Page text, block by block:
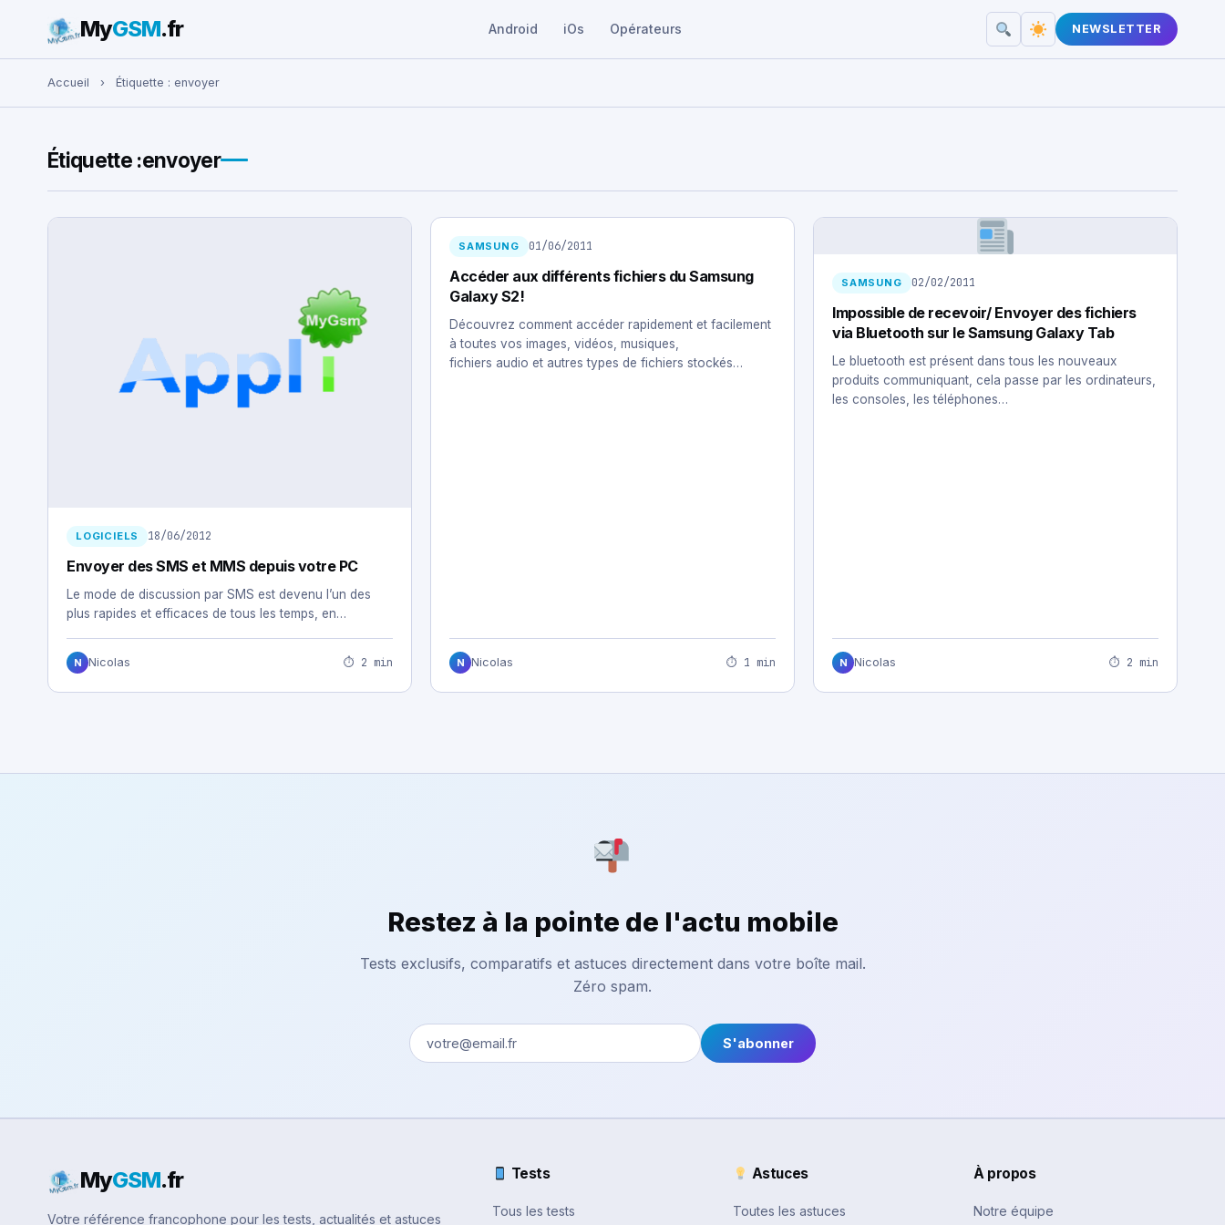
Rechercher :
MyGSM.fr Android iOs Opérateurs NEWSLETTER
Accueil › Étiquette : envoyer
Étiquette :envoyer
LOGICIELS 18/06/2012
Envoyer des SMS et MMS depuis votre PC
Le mode de discussion par SMS est devenu l’un des
plus rapides et efficaces de tous les temps, en…
N Nicolas ⏱ 2 min
SAMSUNG 01/06/2011
Accéder aux différents fichiers du Samsung
Galaxy S2!
Découvrez comment accéder rapidement et facilement
à toutes vos images, vidéos, musiques,
fichiers audio et autres types de fichiers stockés…
N Nicolas ⏱ 1 min
SAMSUNG 02/02/2011
Impossible de recevoir/ Envoyer des fichiers
via Bluetooth sur le Samsung Galaxy Tab
Le bluetooth est présent dans tous les nouveaux
produits communiquant, cela passe par les ordinateurs,
les consoles, les téléphones…
N Nicolas ⏱ 2 min
Restez à la pointe de l'actu mobile
Tests exclusifs, comparatifs et astuces directement dans votre boîte mail.
Zéro spam.
S'abonner
MyGSM.fr
Votre référence francophone pour les tests, actualités et astuces
Tests
Tous les tests
Astuces
Toutes les astuces
À propos
Notre équipe